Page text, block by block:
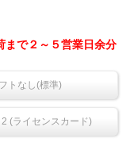
で２～５営業日余分
トなし(標準)
(ライセンスカード)